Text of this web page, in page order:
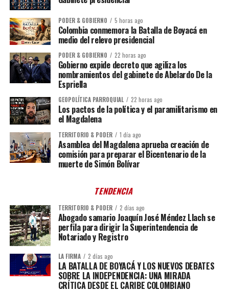
PODER & GOBIERNO 5 horas ago
Colombia conmemora la Batalla de Boyacá en
medio del relevo presidencial
PODER & GOBIERNO 22 horas ago
Gobierno expide decreto que agiliza los
nombramientos del gabinete de Abelardo De la
Espriella
GEOPOLÍTICA PARROQUIAL 22 horas ago
Los pactos de la política y el paramilitarismo en
el Magdalena
TERRITORIO & PODER 1 día ago
Asamblea del Magdalena aprueba creación de
comisión para preparar el Bicentenario de la
muerte de Simón Bolívar
TENDENCIA
TERRITORIO & PODER 2 días ago
Abogado samario Joaquín José Méndez Llach se
perfila para dirigir la Superintendencia de
Notariado y Registro
LA FIRMA 2 días ago
LA BATALLA DE BOYACÁ Y LOS NUEVOS DEBATES
SOBRE LA INDEPENDENCIA: UNA MIRADA
CRÍTICA DESDE EL CARIBE COLOMBIANO